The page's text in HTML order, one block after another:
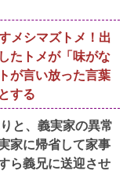
メシマズトメ！出
たトメが「味がな
が言い放った言葉
する
と、義実家の異常
家に帰省して家事
ら義兄に送迎させ